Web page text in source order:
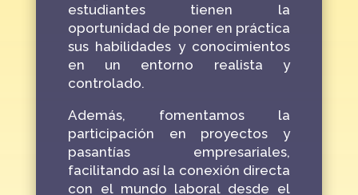
estudiantes tienen la
oportunidad de poner en práctica
sus habilidades y conocimientos
en un entorno realista y
controlado.
Además, fomentamos la
participación en proyectos y
pasantías empresariales,
facilitando así la conexión directa
con el mundo laboral desde el